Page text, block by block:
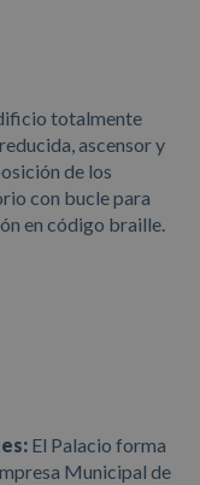
totalmente
ascensor y
de los
con bucle para
en código braille.
El Palacio forma
Municipal de